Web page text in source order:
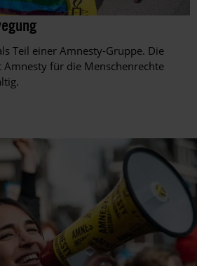
Teil einer Amnesty-Gruppe. Die
für die Menschenrechte